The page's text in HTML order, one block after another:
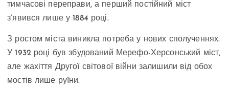
тимчасові переправи, а перший постійний міст
з’явився лише у 1884 році.
З ростом міста виникла потреба у нових сполученнях.
У 1932 році був збудований Мерефо-Херсонський міст,
але жахіття Другої світової війни залишили від обох
мостів лише руїни.